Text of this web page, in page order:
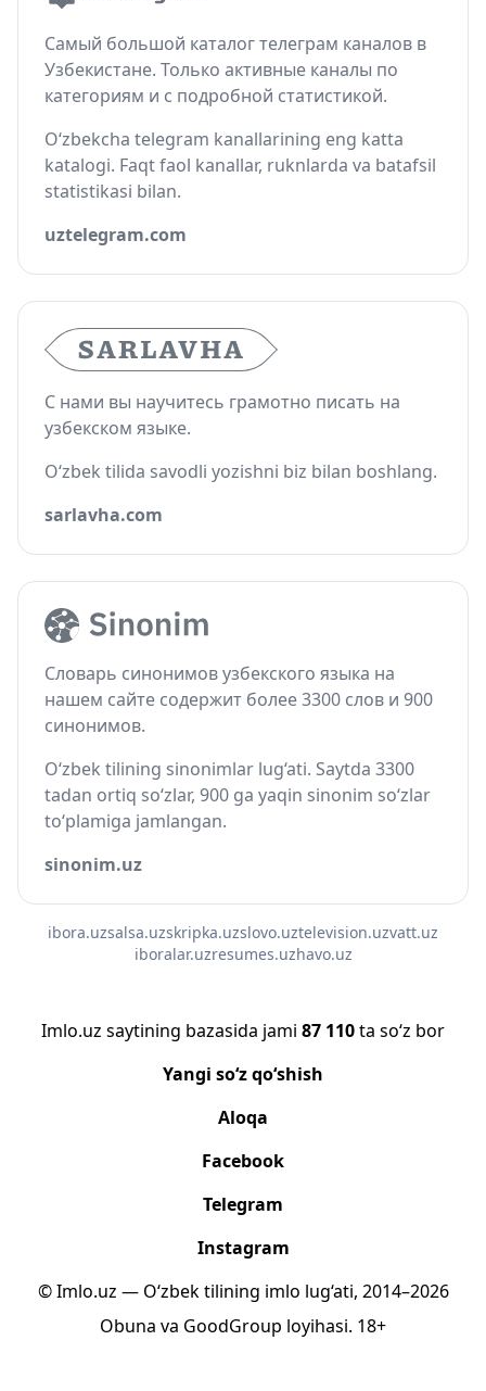
Самый большой каталог телеграм каналов в
Узбекистане. Только активные каналы по
категориям и с подробной статистикой.
O‘zbekcha telegram kanallarining eng katta
katalogi. Faqt faol kanallar, ruknlarda va batafsil
statistikasi bilan.
uztelegram.com
С нами вы научитесь грамотно писать на
узбекском языке.
O‘zbek tilida savodli yozishni biz bilan boshlang.
sarlavha.com
Словарь синонимов узбекского языка на
нашем сайте содержит более 3300 слов и 900
синонимов.
O‘zbek tilining sinonimlar lug‘ati. Saytda 3300
tadan ortiq so‘zlar, 900 ga yaqin sinonim so‘zlar
to‘plamiga jamlangan.
sinonim.uz
ibora.uzsalsa.uzskripka.uzslovo.uztelevision.uzvatt.uz
iboralar.uzresumes.uzhavo.uz
Imlo.uz saytining bazasida jami 87 110ta so‘z bor
Yangi so‘z qo‘shish
Aloqa
Facebook
Telegram
Instagram
© Imlo.uz — O‘zbek tilining imlo lug‘ati, 2014–2026
Obuna va GoodGroup loyihasi. 18+